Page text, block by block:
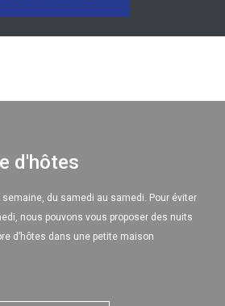
d'hôtes
du samedi au samedi. Pour éviter
nous pouvons vous proposer des nuits
d’hôtes dans une petite maison